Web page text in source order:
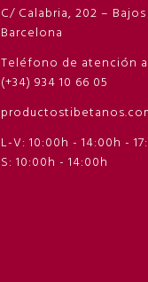
C/ Calabria, 202 –
Barcelona
Teléfono de atención
(+34) 934 10 66 05
L-V: 10:00h - 14:00h -
S: 10:00h - 14:00h